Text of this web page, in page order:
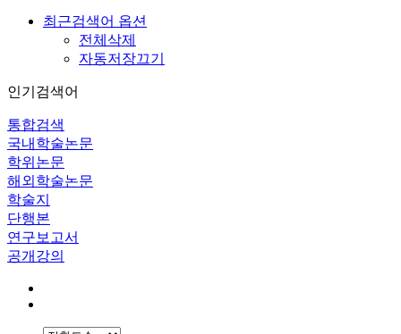
최근검색어 옵션
전체삭제
자동저장끄기
인기검색어
통합검색
국내학술논문
학위논문
해외학술논문
학술지
단행본
연구보고서
공개강의